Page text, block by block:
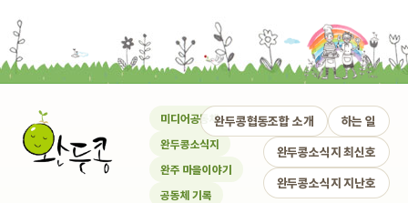
미디어공동체
완두콩소식지
완주 마을이야기
공동체 기록
완두콩협동조합 소개 하는 일
완두콩소식지 최신호
완두콩소식지 지난호